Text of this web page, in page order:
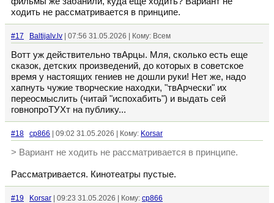
ходить не рассматривается в принципе.
#17 Baltijalv.lv | 07:56 31.05.2026 | Кому: Всем
Вотт уж действительно твАрцы. Мля, сколько есть еще
сказок, детских произведений, до которых в советское
время у настоящих гениев не дошли руки! Нет же, надо
хапнуть чужие творческие находки, "твАрчески" их
переосмыслить (читай "испохабить") и выдать сей
говнопроТУХт на публику...
#18 cp866 | 09:02 31.05.2026 | Кому: Korsar
> Вариант не ходить не рассматривается в принципе.
Рассматривается. Кинотеатры пустые.
#19 Korsar | 09:23 31.05.2026 | Кому: cp866